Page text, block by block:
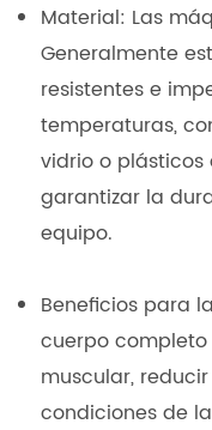
Material: Las
Generalmente
resistentes e
temperaturas,
vidrio o
garantizar la
equipo.
Beneficios para
cuerpo
muscular,
condiciones de